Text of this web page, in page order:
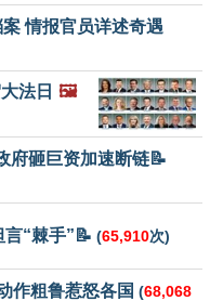
情报官员详述奇遇
法日 🖼️
府砸巨资加速断链📝
“棘手”📝 (65,910次)
作粗鲁惹怒各国 (68,068